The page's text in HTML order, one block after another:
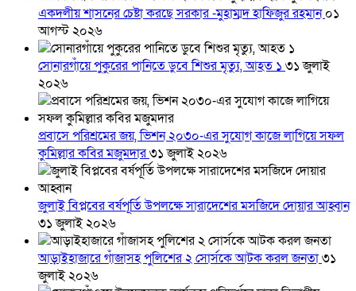
একদলীয় শাসনের চেষ্টা করছে সরকার -মুহাম্মদ হাফিজুর রহমান০১
আগস্ট ২০২৬
সোনারগাঁয়ে পুকুরের পানিতে ডুবে শিশুর মৃত্যু, আহত ১ ৩১ জুলাই
২০২৬
প্রবাসে পরিশ্রমের জয়, ভিশন ২০৩০-এর সুযোগ কাজে লাগিয়ে সফল
কুমিল্লার কবির মজুমদার৩১ জুলাই ২০২৬
জুলাই বিপ্লবের বর্ষপূর্তি উপলক্ষে সারাদেশের মসজিদে দোয়ার আহ্বান
৩১ জুলাই ২০২৬
আড়াইহাজারে গাঁজাসহ পুলিশের ২ সোর্সকে আটক করল জনতা৩১
জুলাই ২০২৬